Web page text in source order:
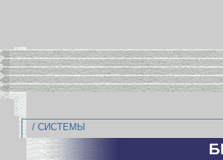
/ СИСТЕМЫ